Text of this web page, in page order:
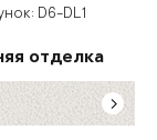
D6-DL1
отделка